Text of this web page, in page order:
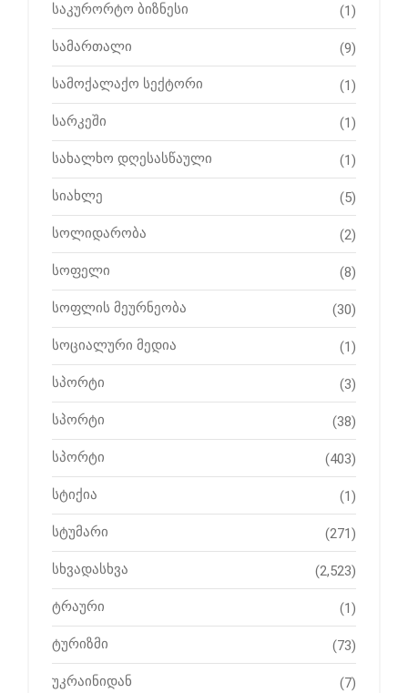
საკურორტო ბიზნესი (1)
სამართალი (9)
სამოქალაქო სექტორი (1)
სარკეში (1)
სახალხო დღესასწაული (1)
სიახლე (5)
სოლიდარობა (2)
სოფელი (8)
სოფლის მეურნეობა (30)
სოციალური მედია (1)
სპორტი (3)
სპორტი (38)
სპორტი (403)
სტიქია (1)
სტუმარი (271)
სხვადასხვა (2,523)
ტრაური (1)
ტურიზმი (73)
უკრაინიდან (7)